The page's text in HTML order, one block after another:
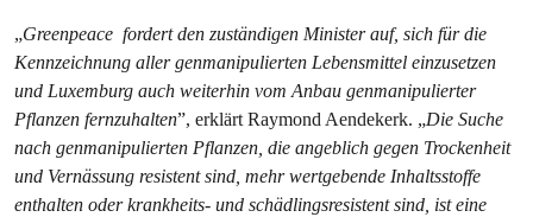
„Greenpeace fordert den zuständigen Minister auf, sich für die
Kennzeichnung aller genmanipulierten Lebensmittel einzusetzen
und Luxemburg auch weiterhin vom Anbau genmanipulierter
Pflanzen fernzuhalten”, erklärt Raymond Aendekerk. „Die Suche
nach genmanipulierten Pflanzen, die angeblich gegen Trockenheit
und Vernässung resistent sind, mehr wertgebende Inhaltsstoffe
enthalten oder krankheits- und schädlingsresistent sind, ist eine